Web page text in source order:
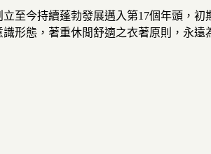
至今持續蓬勃發展邁入第17個年頭，初
形態，著重休閒舒適之衣著原則，永遠